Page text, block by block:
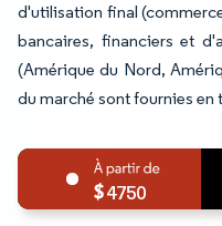
d'utilisation final
bancaires, financiers et
(Amérique du Nord,
du marché sont fournies en
4750